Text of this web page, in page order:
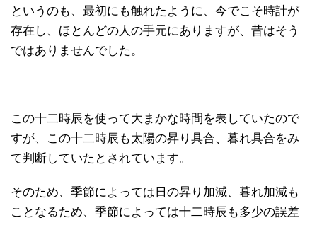
というのも、最初にも触れたように、今でこそ時計が
存在し、ほとんどの人の手元にありますが、昔はそう
ではありませんでした。
この十二時辰を使って大まかな時間を表していたので
すが、この十二時辰も太陽の昇り具合、暮れ具合をみ
て判断していたとされています。
そのため、季節によっては日の昇り加減、暮れ加減も
ことなるため、季節によっては十二時辰も多少の誤差